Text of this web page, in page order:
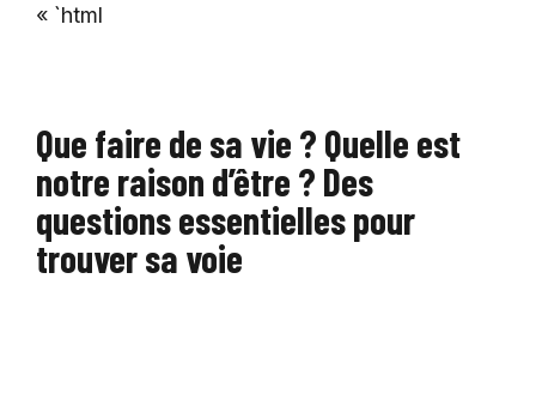
« `html
Que faire de sa vie ? Quelle est
notre raison d’être ? Des
questions essentielles pour
trouver sa voie